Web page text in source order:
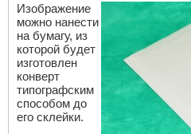
Изображение
можно нанести
на бумагу, из
которой будет
изготовлен
конверт
типографским
способом до
его склейки.